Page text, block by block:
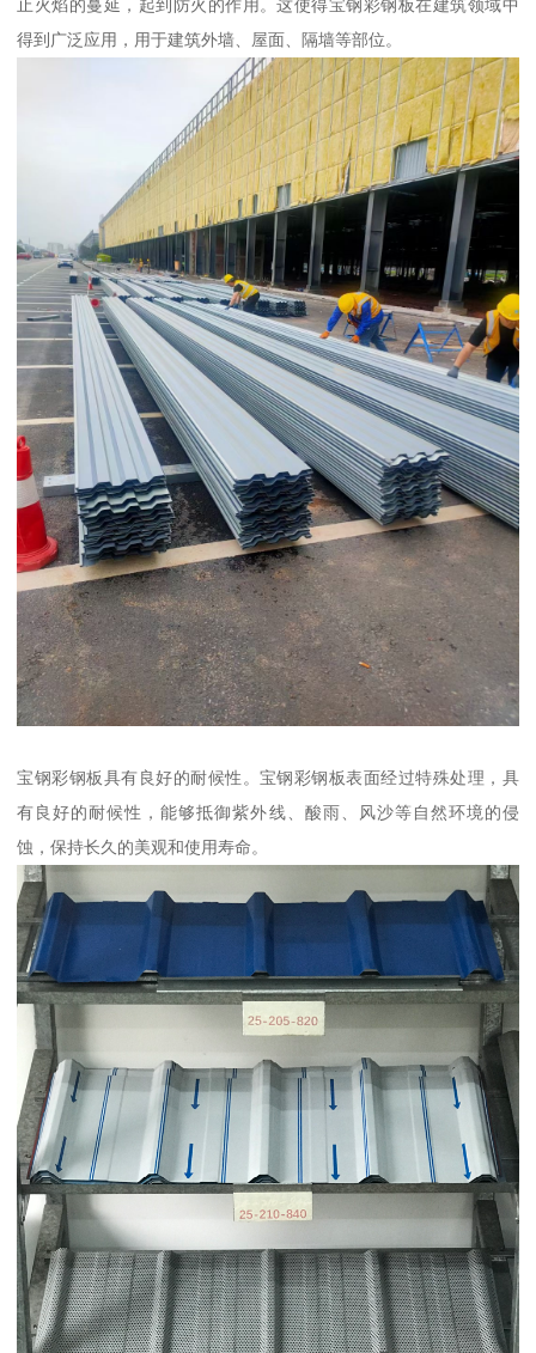
止火焰的蔓延，起到防火的作用。这使得宝钢彩钢板在建筑领域中
得到广泛应用，用于建筑外墙、屋面、隔墙等部位。
宝钢彩钢板具有良好的耐候性。宝钢彩钢板表面经过特殊处理，具
有良好的耐候性，能够抵御紫外线、酸雨、风沙等自然环境的侵
蚀，保持长久的美观和使用寿命。